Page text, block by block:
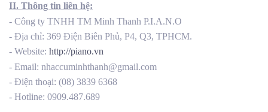
II. Thông tin liên hệ:
- Công ty TNHH TM Minh Thanh P.I.A.N.O
- Địa chỉ: 369 Điện Biên Phủ, P4, Q3, TPHCM.
- Website: http://piano.vn
- Email: nhaccuminhthanh@gmail.com
- Điện thoại: (08) 3839 6368
- Hotline: 0909.487.689